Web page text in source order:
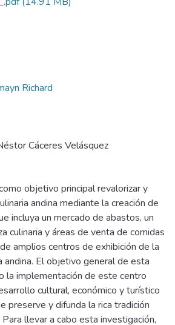
Richard
Cáceres Velásquez
objetivo principal revalorizar y
andina mediante la creación de
incluya un mercado de abastos, un
culinaria y áreas de venta de comidas
amplios centros de exhibición de la
andina. El objetivo general de esta
la implementación de este centro
cultural, económico y turístico
preserve y difunda la rica tradición
llevar a cabo esta investigación,